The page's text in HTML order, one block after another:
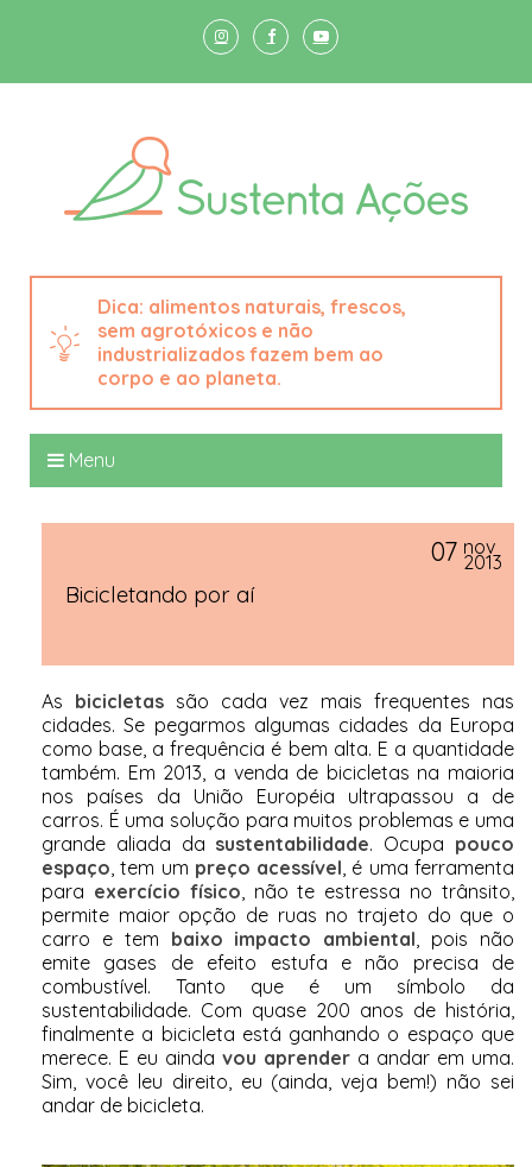
alimentos naturais, frescos,
sem agrotóxicos e não
industrializados fazem bem ao
corpo e ao planeta.
Menu
Bicicletando por aí
07 nov
2013
As bicicletas são cada vez mais frequentes nas
cidades. Se pegarmos algumas cidades da Europa
como base, a frequência é bem alta. E a quantidade
também. Em 2013, a venda de bicicletas na maioria
nos países da União Européia ultrapassou
a de
carros. É uma solução para muitos problemas e uma
grande aliada da sustentabilidade. Ocupa pouco
espaço, tem um preço acessível, é uma ferramenta
para exercício físico, não te estressa no trânsito,
permite maior opção de ruas no trajeto do que o
carro e tem baixo impacto ambiental, pois não
emite gases de efeito estufa e não precisa de
combustível. Tanto que é um símbolo da
sustentabilidade. Com quase 200 anos de história,
finalmente a bicicleta está ganhando o espaço que
merece. E eu ainda vou aprender a andar em uma.
Sim, você leu direito, eu (ainda, veja bem!) não sei
andar de bicicleta.